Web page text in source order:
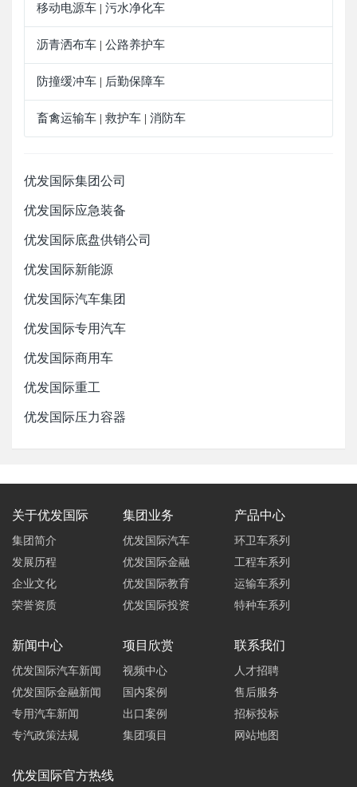
移动电源车 | 污水净化车
沥青洒布车 | 公路养护车
防撞缓冲车 | 后勤保障车
畜禽运输车 | 救护车 | 消防车
优发国际集团公司
优发国际应急装备
优发国际底盘供销公司
优发国际新能源
优发国际汽车集团
优发国际专用汽车
优发国际商用车
优发国际重工
优发国际压力容器
关于优发国际
集团简介
发展历程
企业文化
荣誉资质
集团业务
优发国际汽车
优发国际金融
优发国际教育
优发国际投资
产品中心
环卫车系列
工程车系列
运输车系列
特种车系列
新闻中心
优发国际汽车新闻
优发国际金融新闻
专用汽车新闻
专汽政策法规
项目欣赏
视频中心
国内案例
出口案例
集团项目
联系我们
人才招聘
售后服务
招标投标
网站地图
优发国际官方热线